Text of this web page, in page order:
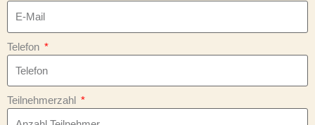
Telefon
Teilnehmerzahl